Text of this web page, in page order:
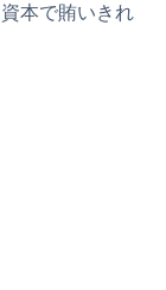
本で賄いきれ